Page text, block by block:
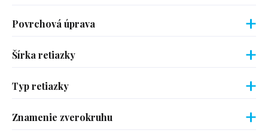
Povrchová úprava
Šírka retiazky
Typ retiazky
Znamenie zverokruhu